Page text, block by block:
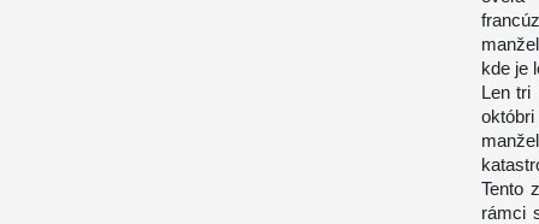
kde je
Len tri
Tento
rámci